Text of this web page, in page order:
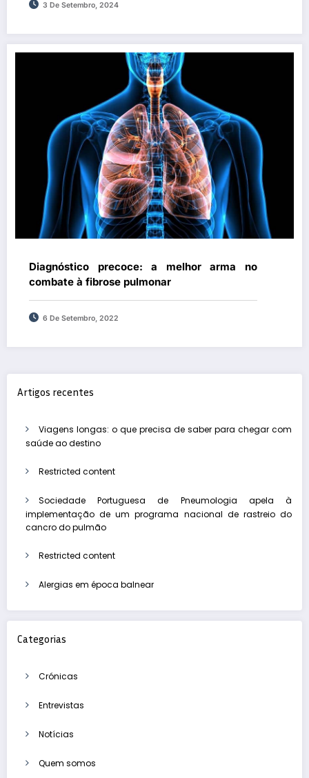
3 De Setembro, 2024
Diagnóstico precoce: a melhor arma no
combate à fibrose pulmonar
6 De Setembro, 2022
Artigos recentes
Viagens longas: o que precisa de saber para chegar com
saúde ao destino
Restricted content
Sociedade Portuguesa de Pneumologia apela à
implementação de um programa nacional de rastreio do
cancro do pulmão
Restricted content
Alergias em época balnear
Categorias
Crónicas
Entrevistas
Notícias
Quem somos